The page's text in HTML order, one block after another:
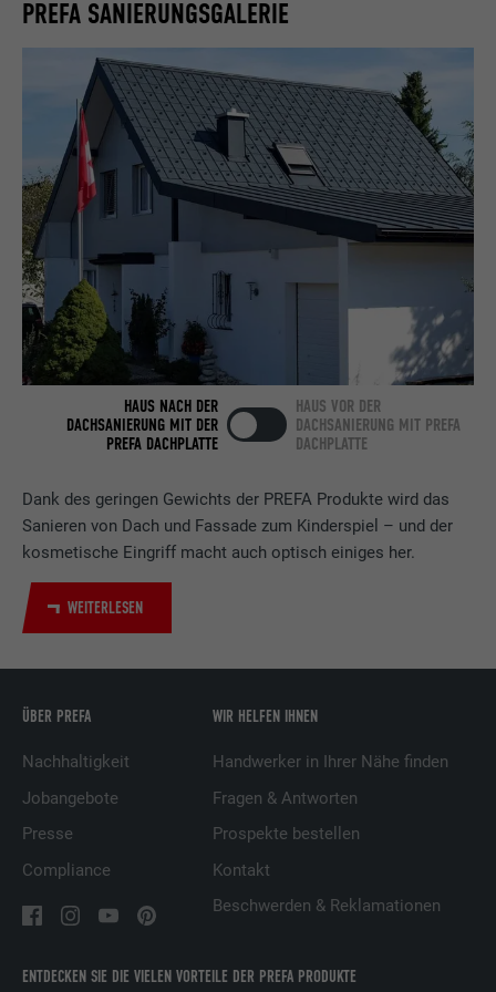
Dank des geringen Gewichts der PREFA Produkte wird das
Sanieren von Dach und Fassade zum Kinderspiel – und der
kosmetische Eingriff macht auch optisch einiges her.
WEITERLESEN
PREFA SANIERUNGSGALERIE
HAUS NACH DER
DACHSANIERUNG MIT DER
PREFA DACHPLATTE
HAUS VOR DER
DACHSANIERUNG MIT PREFA
DACHPLATTE
ENTDECKEN SIE DIE VIELEN VORTEILE DER PREFA PRODUKTE
ÜBER PREFA
Nachhaltigkeit
Jobangebote
Presse
Compliance
WIR HELFEN IHNEN
Handwerker in Ihrer Nähe finden
Fragen & Antworten
Prospekte bestellen
Kontakt
Beschwerden & Reklamationen
Anbieter LinkedIn
Laufzeit 2 Jahre
Zweck
Verwendet vom Social-Networking-Dienst
LinkedIn für die Verfolgung der
Verwendung von eingebetteten
Dienstleistungen.
Name bscookie
Anbieter LinkedIn
2 Jahre
Zweck
Verwendet vom Social-Networking-Dienst
Verwendung von eingebetteten
Dienstleistungen.
Name UserMatchHistory
Zweck
Wird verwendet, um Besucher auf
mehreren Webseiten zu verfolgen, um
relevante Werbung basierend auf den
Präferenzen des Besuchers zu